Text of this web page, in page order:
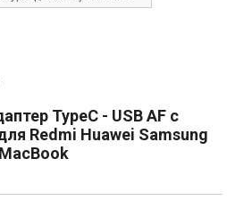
TypeC - USB AF с
Redmi Huawei Samsung
MacBook